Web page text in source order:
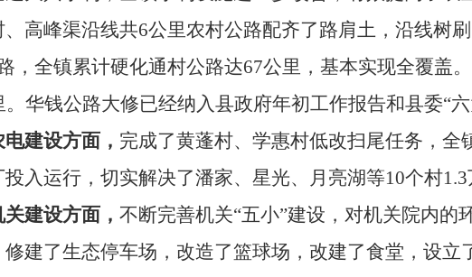
高峰渠沿线共6公里农村公路配齐了路肩土，沿线树
， 全镇累计硬化通村公路达67公里，基本实现全覆盖
。华钱公路大修已经纳入县政府年初工作报告和县委“
电建设方面， 完成了黄蓬村、学惠村低改扫尾任务，全
入运行，切实解决了潘家、星光、月亮湖等10个村1.3
关建设方面， 不断完善机关“五小”建设，对机关院内的
建了生态停车场，改造了篮球场，改建了食堂，设立